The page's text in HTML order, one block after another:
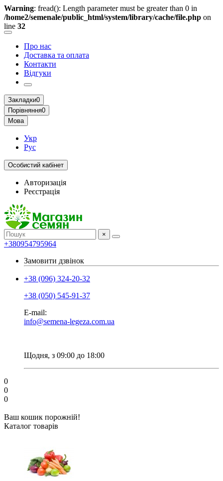
Warning: fread(): Length parameter must be greater than 0 in
/home2/semenale/public_html/system/library/cache/file.php on
line 32
Про нас
Доставка та оплата
Контакти
Відгуки
Закладки0
Порівняння0
Мова
Укр
Рус
Особистий кабінет
Авторизація
Реєстрація
×
+380954795964
Замовити дзвінок
+38 (096) 324-20-32
+38 (050) 545-91-37
E-mail:
info@semena-legeza.com.ua
Щодня, з 09:00 до 18:00
0
0
0
Ваш кошик порожній!
Каталог товарів